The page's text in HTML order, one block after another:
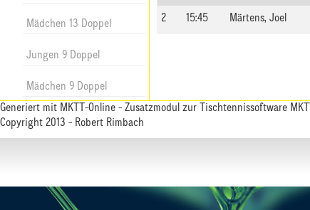
Mädchen 13 Doppel
Jungen 9 Doppel
Mädchen 9 Doppel
2 15:45 Märtens, Joel
Generiert mit MKTT-Online - Zusatzmodul zur Tischtennissoftware MKTT
Copyright 2013 - Robert Rimbach